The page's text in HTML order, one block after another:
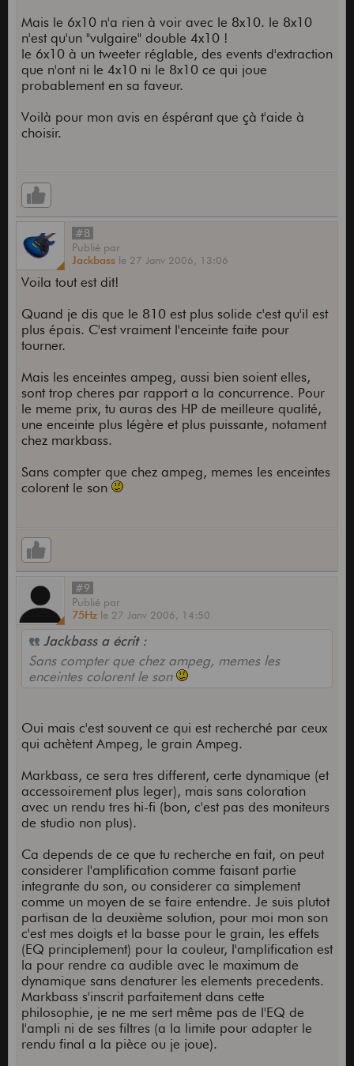
Mais le 6x10 n'a rien à voir avec le 8x10. le 8x10
n'est qu'un "vulgaire" double 4x10 !
le 6x10 à un tweeter réglable, des events d'extraction
que n'ont ni le 4x10 ni le 8x10 ce qui joue
probablement en sa faveur.
Voilà pour mon avis en éspérant que çà t'aide à
choisir.
#8
Publié par
Jackbass le 27 Janv 2006, 13:06
Voila tout est dit!
Quand je dis que le 810 est plus solide c'est qu'il est
plus épais. C'est vraiment l'enceinte faite pour
tourner.
Mais les enceintes ampeg, aussi bien soient elles,
sont trop cheres par rapport a la concurrence. Pour
le meme prix, tu auras des HP de meilleure qualité,
une enceinte plus légère et plus puissante, notament
chez markbass.
Sans compter que chez ampeg, memes les enceintes
colorent le son
#9
Publié par
75Hz le 27 Janv 2006, 14:50
Jackbass a écrit :
Sans compter que chez ampeg, memes les
enceintes colorent le son
Oui mais c'est souvent ce qui est recherché par ceux
qui achètent Ampeg, le grain Ampeg.
Markbass, ce sera tres different, certe dynamique (et
accessoirement plus leger), mais sans coloration
avec un rendu tres hi-fi (bon, c'est pas des moniteurs
de studio non plus).
Ca depends de ce que tu recherche en fait, on peut
considerer l'amplification comme faisant partie
integrante du son, ou considerer ca simplement
comme un moyen de se faire entendre. Je suis plutot
partisan de la deuxième solution, pour moi mon son
c'est mes doigts et la basse pour le grain, les effets
(EQ principlement) pour la couleur, l'amplification est
la pour rendre ca audible avec le maximum de
dynamique sans denaturer les elements precedents.
Markbass s'inscrit parfaitement dans cette
philosophie, je ne me sert même pas de l'EQ de
l'ampli ni de ses filtres (a la limite pour adapter le
rendu final a la pièce ou je joue).